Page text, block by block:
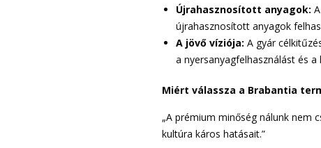
Újrahasznosított anyagok: A
újrahasznosított anyagok
A jövő víziója: A gyár
a nyersanyagfelhasználást és a
Miért válassza a Brabantia
„A prémium minőség nálunk nem
kultúra káros hatásait.”